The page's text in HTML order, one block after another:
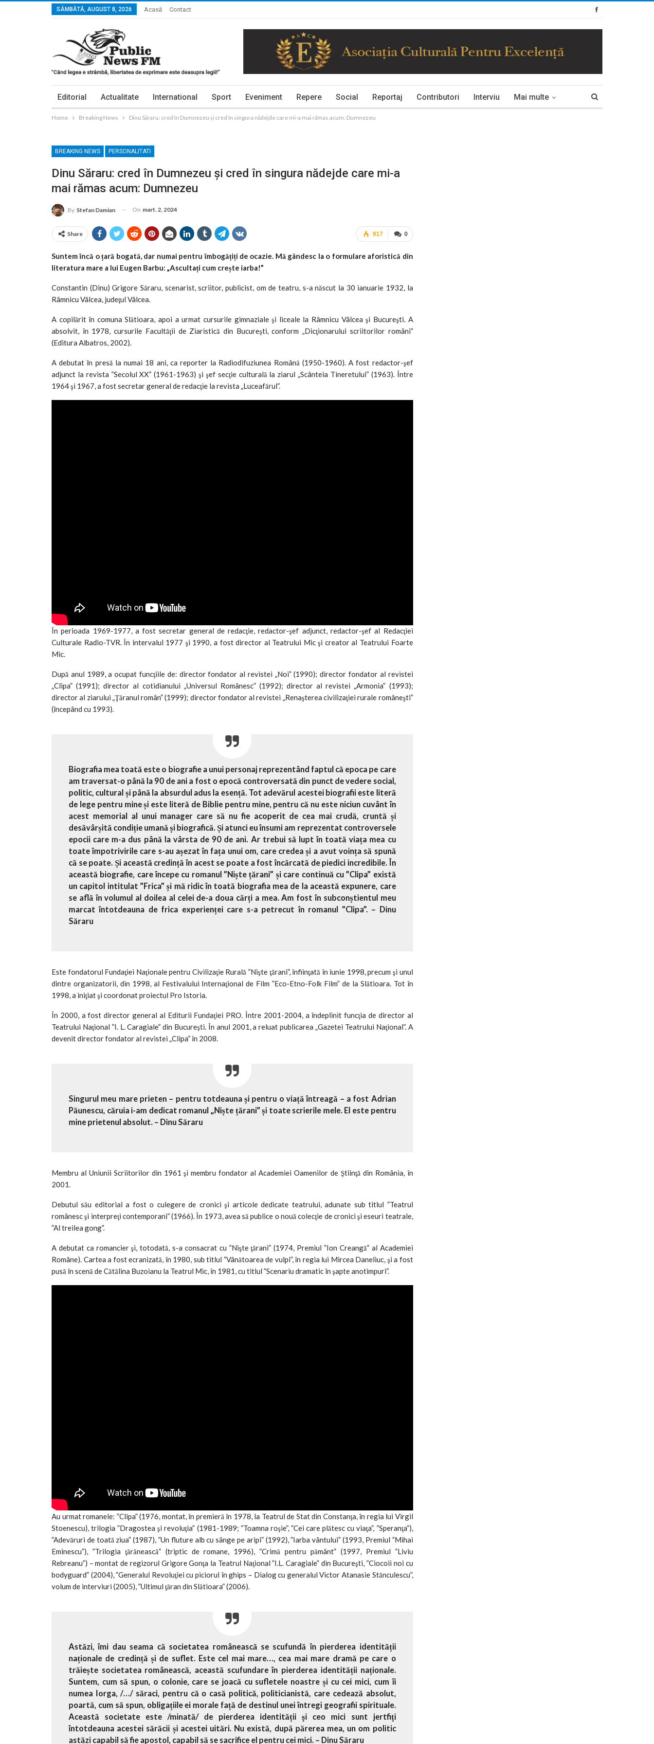
SÂMBĂTĂ, AUGUST 8, 2026 Acasă Contact
Editorial Actualitate International Sport Eveniment Repere Social Reportaj Contributori Interviu Mai multe
Home Breaking News Dinu Săraru: cred în Dumnezeu și cred în singura nădejde care mi-a mai rămas acum: Dumnezeu
BREAKING NEWS PERSONALITATI
Dinu Săraru: cred în Dumnezeu și cred în singura nădejde care mi-a
mai rămas acum: Dumnezeu
By Stefan Damian On mart. 2, 2024
0
917
Share
Suntem încă o țară bogată, dar numai pentru îmbogățiți de ocazie. Mă gândesc la o formulare aforistică din
literatura mare a lui Eugen Barbu: „Ascultați cum crește iarba!”
Constantin (Dinu) Grigore Săraru, scenarist, scriitor, publicist, om de teatru, s-a născut la 30 ianuarie 1932, la
Râmnicu Vâlcea, judeţul Vâlcea.
A copilărit în comuna Slătioara, apoi a urmat cursurile gimnaziale şi liceale la Râmnicu Vâlcea şi Bucureşti. A
absolvit, în 1978, cursurile Facultăţii de Ziaristică din Bucureşti, conform „Dicţionarului scriitorilor români”
(Editura Albatros, 2002).
A debutat în presă la numai 18 ani, ca reporter la Radiodifuziunea Română (1950-1960). A fost redactor-şef
adjunct la revista ”Secolul XX” (1961-1963) şi şef secţie culturală la ziarul „Scânteia Tineretului” (1963). Între
1964 şi 1967, a fost secretar general de redacţie la revista „Luceafărul”.
În perioada 1969-1977, a fost secretar general de redacţie, redactor-şef adjunct, redactor-şef al Redacţiei
Culturale Radio-TVR. În intervalul 1977 şi 1990, a fost director al Teatrului Mic şi creator al Teatrului Foarte
Mic.
După anul 1989, a ocupat funcţiile de: director fondator al revistei „Noi” (1990); director fondator al revistei
„Clipa” (1991); director al cotidianului „Universul Românesc” (1992); director al revistei „Armonia” (1993);
director al ziarului „Ţăranul român” (1999); director fondator al revistei „Renaşterea civilizaţiei rurale româneşti”
(începând cu 1993).
Biografia mea toată este o biografie a unui personaj reprezentând faptul că epoca pe care
am traversat-o până la 90 de ani a fost o epocă controversată din punct de vedere social,
politic, cultural și până la absurdul adus la esență. Tot adevărul acestei biografii este literă
de lege pentru mine și este literă de Biblie pentru mine, pentru că nu este niciun cuvânt în
acest memorial al unui manager care să nu fie acoperit de cea mai crudă, cruntă și
desăvârșită condiție umană și biografică. Și atunci eu însumi am reprezentat controversele
epocii care m-a dus până la vârsta de 90 de ani. Ar trebui să lupt în toată viața mea cu
toate împotrivirile care s-au așezat în fața unui om, care credea și a avut voința să spună
că se poate. Și această credință în acest se poate a fost încărcată de piedici incredibile. În
această biografie, care începe cu romanul ”Niște țărani” și care continuă cu ”Clipa” există
un capitol intitulat ”Frica” și mă ridic în toată biografia mea de la această expunere, care
se află în volumul al doilea al celei de-a doua cărți a mea. Am fost în subconștientul meu
marcat întotdeauna de frica experienței care s-a petrecut în romanul ”Clipa”. – Dinu
Săraru
Este fondatorul Fundaţiei Naţionale pentru Civilizaţie Rurală ”Nişte ţărani”, înfiinţată în iunie 1998, precum şi unul
dintre organizatorii, din 1998, al Festivalului Internaţional de Film ”Eco-Etno-Folk Film” de la Slătioara. Tot în
1998, a iniţiat şi coordonat proiectul Pro Istoria.
În 2000, a fost director general al Editurii Fundaţiei PRO. Între 2001-2004, a îndeplinit funcţia de director al
Teatrului Naţional ”I. L. Caragiale” din Bucureşti. În anul 2001, a reluat publicarea „Gazetei Teatrului Naţional”. A
devenit director fondator al revistei „Clipa” în 2008.
Singurul meu mare prieten – pentru totdeauna și pentru o viață întreagă – a fost Adrian
Păunescu, căruia i-am dedicat romanul „Niște țărani” și toate scrierile mele. El este pentru
mine prietenul absolut. – Dinu Săraru
Membru al Uniunii Scriitorilor din 1961 şi membru fondator al Academiei Oamenilor de Ştiinţă din România, în
2001.
Debutul său editorial a fost o culegere de cronici şi articole dedicate teatrului, adunate sub titlul ”Teatrul
românesc şi interpreţi contemporani” (1966). În 1973, avea să publice o nouă colecţie de cronici şi eseuri teatrale,
”Al treilea gong”.
A debutat ca romancier şi, totodată, s-a consacrat cu ”Nişte ţărani” (1974, Premiul ”Ion Creangă” al Academiei
Române). Cartea a fost ecranizată, în 1980, sub titlul ”Vânătoarea de vulpi”, în regia lui Mircea Daneliuc, şi a fost
pusă în scenă de Cătălina Buzoianu la Teatrul Mic, în 1981, cu titlul ”Scenariu dramatic în şapte anotimpuri”.
Au urmat romanele: ”Clipa” (1976, montat, în premieră în 1978, la Teatrul de Stat din Constanţa, în regia lui Virgil
Stoenescu), trilogia ”Dragostea şi revoluţia” (1981-1989; ”Toamna roşie”, ”Cei care plătesc cu viaţa”, ”Speranţa”),
”Adevăruri de toată ziua” (1987), ”Un fluture alb cu sânge pe aripi” (1992), ”Iarba vântului” (1993, Premiul ”Mihai
Eminescu”), ”Trilogia ţărănească” (triptic de romane, 1996), ”Crimă pentru pământ” (1997, Premiul ”Liviu
Rebreanu”) – montat de regizorul Grigore Gonţa la Teatrul Naţional ”I.L. Caragiale” din Bucureşti, ”Ciocoii noi cu
bodyguard” (2004), ”Generalul Revoluţiei cu piciorul în ghips – Dialog cu generalul Victor Atanasie Stănculescu”,
volum de interviuri (2005), ”Ultimul ţăran din Slătioara” (2006).
Astăzi, îmi dau seama că societatea românească se scufundă în pierderea identității
naționale de credință și de suflet. Este cel mai mare…, cea mai mare dramă pe care o
trăiește societatea românească, această scufundare în pierderea identității naționale.
Suntem, cum să spun, o colonie, care se joacă cu sufletele noastre și cu cei mici, cum îi
numea Iorga, /…/ săraci, pentru că o casă politică, politicianistă, care cedează absolut,
poartă, cum să spun, obligațiile ei morale față de destinul unei întregi geografii spirituale.
Această societate este /minată/ de pierderea identității şi ceo mici sunt jertfiţi
întotdeauna acestei sărăcii și acestei uitări. Nu există, după părerea mea, un om politic
astăzi capabil să fie apostol, capabil să se sacrifice el pentru cei mici. – Dinu Săraru